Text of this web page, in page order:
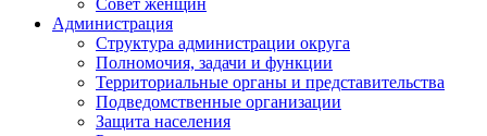
Совет женщин
Администрация
Структура администрации округа
Полномочия, задачи и функции
Территориальные органы и представительства
Подведомственные организации
Защита населения